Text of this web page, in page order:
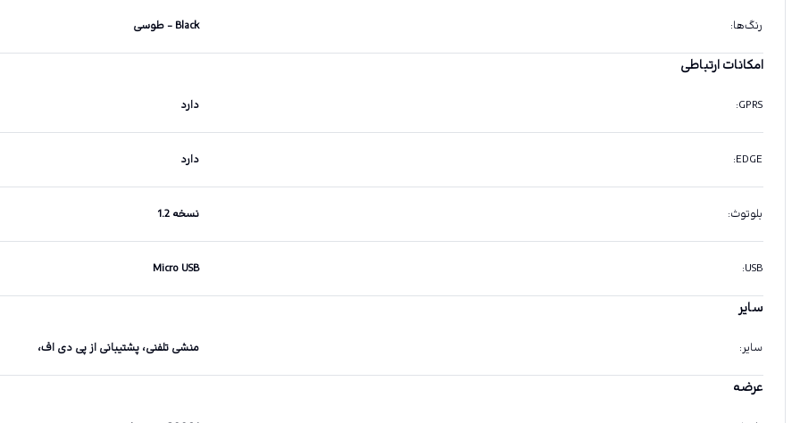
رنگ‌ها: Black - طوسی
امکانات ارتباطی
GPRS
: دارد
EDGE
: دارد
بلوتوث: نسخه 1.2
USB
:
Micro USB
سایر
سایر: منشی تلفنی، پشتیبانی از پی دی اف،
عرضه